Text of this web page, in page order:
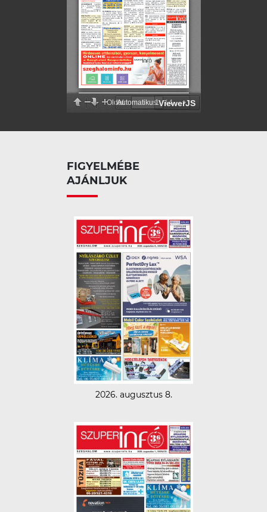
FIGYELMÉBE
AJÁNLJUK
2026. augusztus 8.